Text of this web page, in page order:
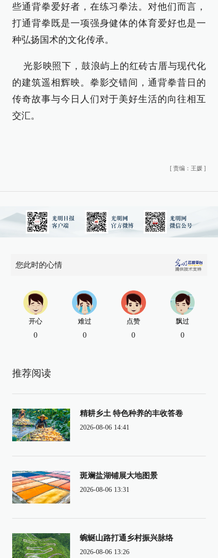
些通背拳爱好者，在练习拳法。对他们而言，
打通背拳既是一项强身健体的体育爱好也是一
种弘扬国术的文化传承。
光影映照下，鼓浪屿上的红砖古厝与现代化
的建筑遥相辉映。拳影交错间，通背拳昔日的
传奇故事与今日人们对于美好生活的向往相互
交汇。
[ 责编：王媛 ]
您此时的心情
开心
0
难过
0
点赞
0
飘过
0
推荐阅读
精耕乡土 特色种养的丰收答卷
2026-08-06 14:41
斑斓盐湖铺展大地图景
2026-08-06 13:31
蜿蜒山路打通乡村振兴脉络
2026-08-06 13:26